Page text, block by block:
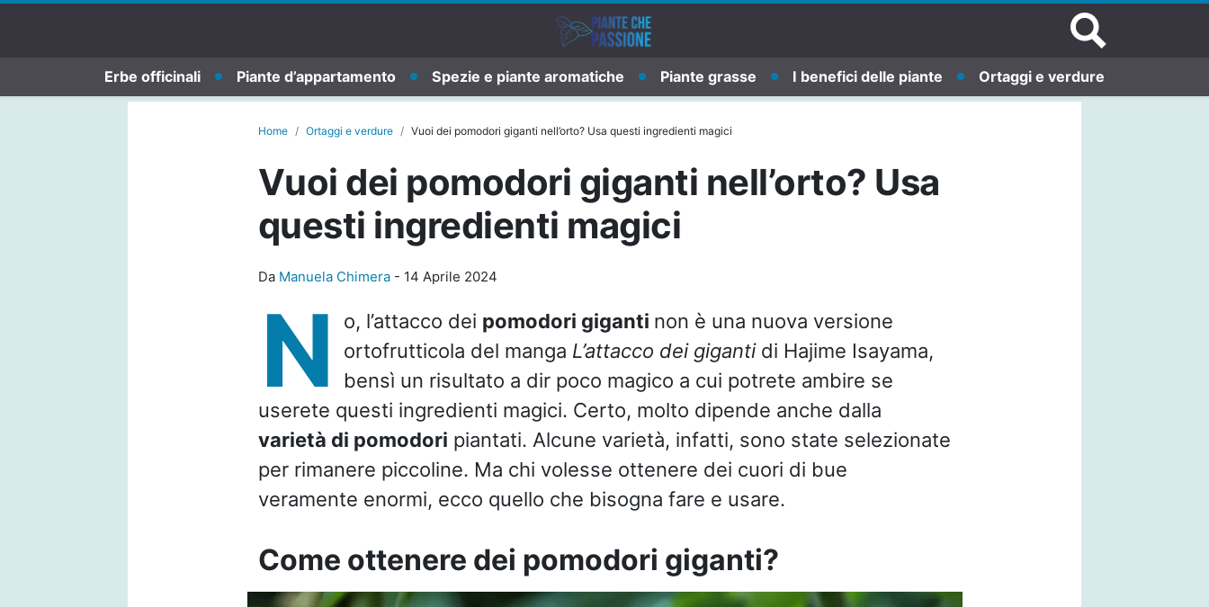
Erbe officinali Piante d’appartamento Spezie e piante aromatiche Piante grasse I benefici delle piante Ortaggi e verdure
Home Ortaggi e verdure Vuoi dei pomodori giganti nell’orto? Usa questi ingredienti magici
Vuoi dei pomodori giganti nell’orto? Usa
questi ingredienti magici
Da Manuela Chimera- 14 Aprile 2024
N o, l’attacco dei pomodori giganti non è una nuova versione
ortofrutticola del manga L’attacco dei giganti di Hajime Isayama,
bensì un risultato a dir poco magico a cui potrete ambire se
userete questi ingredienti magici. Certo, molto dipende anche dalla
varietà di pomodori piantati. Alcune varietà, infatti, sono state selezionate
per rimanere piccoline. Ma chi volesse ottenere dei cuori di bue
veramente enormi, ecco quello che bisogna fare e usare.
Come ottenere dei pomodori giganti?